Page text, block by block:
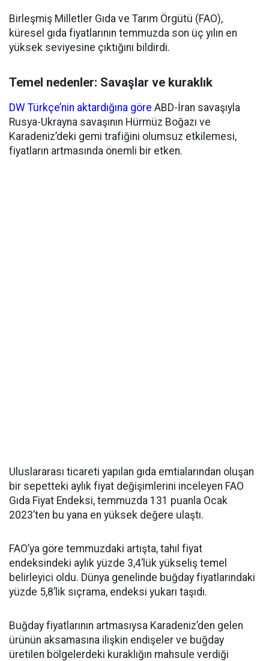
Birleşmiş Milletler Gıda ve Tarım Örgütü (FAO),
küresel gıda fiyatlarının temmuzda son üç yılın en
yüksek seviyesine çıktığını bildirdi.
Temel nedenler: Savaşlar ve kuraklık
DW Türkçe’nin aktardığına göre ABD-İran savaşıyla
Rusya-Ukrayna savaşının Hürmüz Boğazı ve
Karadeniz’deki gemi trafiğini olumsuz etkilemesi,
fiyatların artmasında önemli bir etken.
Uluslararası ticareti yapılan gıda emtialarından oluşan
bir sepetteki aylık fiyat değişimlerini inceleyen FAO
Gıda Fiyat Endeksi, temmuzda 131 puanla Ocak
2023’ten bu yana en yüksek değere ulaştı.
FAO’ya göre temmuzdaki artışta, tahıl fiyat
endeksindeki aylık yüzde 3,4’lük yükseliş temel
belirleyici oldu. Dünya genelinde buğday fiyatlarındaki
yüzde 5,8’lik sıçrama, endeksi yukarı taşıdı.
Buğday fiyatlarının artmasıysa Karadeniz’den gelen
ürünün aksamasına ilişkin endişeler ve buğday
üretilen bölgelerdeki kuraklığın mahsule verdiği